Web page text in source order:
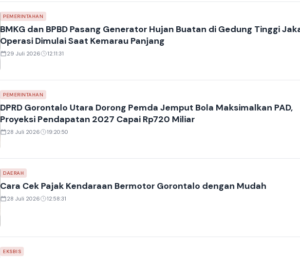
PEMERINTAHAN
BMKG dan BPBD Pasang Generator Hujan Buatan di Gedung Tinggi
Operasi Dimulai Saat Kemarau Panjang
29 Juli 2026 12:11:31
PEMERINTAHAN
DPRD Gorontalo Utara Dorong Pemda Jemput Bola Maksimalkan PAD,
Proyeksi Pendapatan 2027 Capai Rp720 Miliar
28 Juli 2026 19:20:50
DAERAH
Cara Cek Pajak Kendaraan Bermotor Gorontalo dengan Mudah
28 Juli 2026 12:58:31
EKSBIS